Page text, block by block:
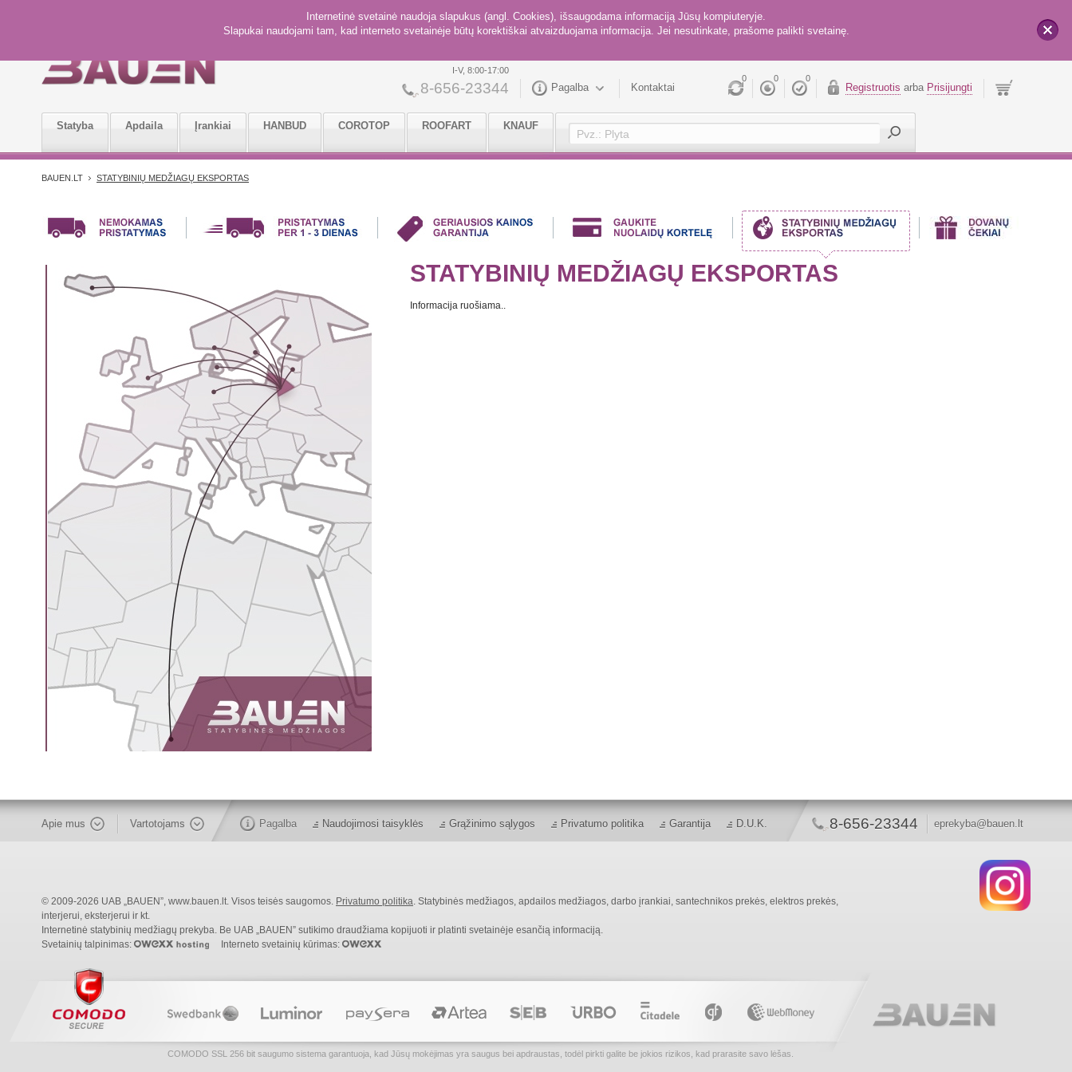
Internetinė svetainė naudoja slapukus (angl. Cookies), išsaugodama informaciją Jūsų kompiuteryje.
Slapukai naudojami tam, kad interneto svetainėje būtų korektiškai atvaizduojama informacija. Jei nesutinkate, prašome palikti svetainę.
0 0 0
Registruotis arba Prisijungti
I-V, 8:00-17:00
8-656-23344 Pagalba Kontaktai
Statyba Apdaila Įrankiai HANBUD COROTOP ROOFART KNAUF
BAUEN.LT STATYBINIŲ MEDŽIAGŲ EKSPORTAS
STATYBINIŲ MEDŽIAGŲ EKSPORTAS
Informacija ruošiama..
Apie mus Vartotojams Pagalba Naudojimosi taisyklės Grąžinimo sąlygos Privatumo politika Garantija D.U.K. 8-656-23344 eprekyba@bauen.lt
© 2009-2026 UAB „BAUEN”, www.bauen.lt. Visos teisės saugomos. Privatumo politika. Statybinės medžiagos, apdailos medžiagos, darbo įrankiai, santechnikos prekės, elektros prekės,
interjerui, eksterjerui ir kt.
Internetinė statybinių medžiagų prekyba. Be UAB „BAUEN” sutikimo draudžiama kopijuoti ir platinti svetainėje esančią informaciją.
Svetainių talpinimas:
Interneto svetainių kūrimas:
COMODO SSL 256 bit saugumo sistema garantuoja, kad Jūsų mokėjimas yra saugus bei apdraustas, todėl pirkti galite be jokios rizikos, kad prarasite savo lėšas.